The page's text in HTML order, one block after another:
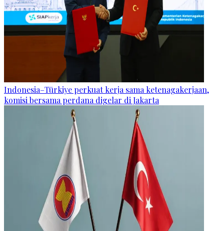
Indonesia–Türkiye perkuat kerja sama ketenagakerjaan,
komisi bersama perdana digelar di Jakarta